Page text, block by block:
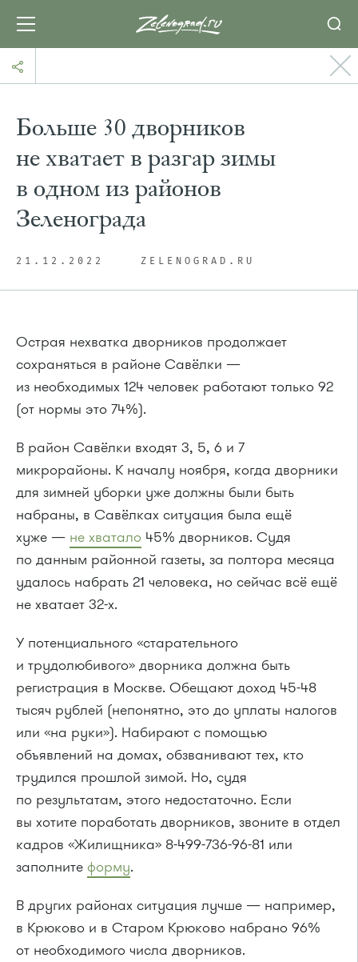
Больше 30 дворников
не хватает в разгар зимы
в одном из районов
Зеленограда
21.12.2022 ZELENOGRAD.RU
Острая нехватка дворников продолжает
сохраняться в районе Савёлки —
из необходимых 124 человек работают только 92
(от нормы это 74%).
В район Савёлки входят 3, 5, 6 и 7
микрорайоны. К началу ноября, когда дворники
для зимней уборки уже должны были быть
набраны, в Савёлках ситуация была ещё
хуже — не хватало 45% дворников. Судя
по данным районной газеты, за полтора месяца
удалось набрать 21 человека, но сейчас всё ещё
не хватает 32-x.
У потенциального «старательного
и трудолюбивого» дворника должна быть
регистрация в Москве. Обещают доход 45-48
тысяч рублей (непонятно, это до уплаты налогов
или «на руки»). Набирают с помощью
объявлений на домах, обзванивают тех, кто
трудился прошлой зимой. Но, судя
по результатам, этого недостаточно. Если
вы хотите поработать дворников, звоните в отдел
кадров «Жилищника» 8-499-736-96-81 или
заполните форму.
В других районах ситуация лучше — например,
в Крюково и в Старом Крюково набрано 96%
от необходимого числа дворников.